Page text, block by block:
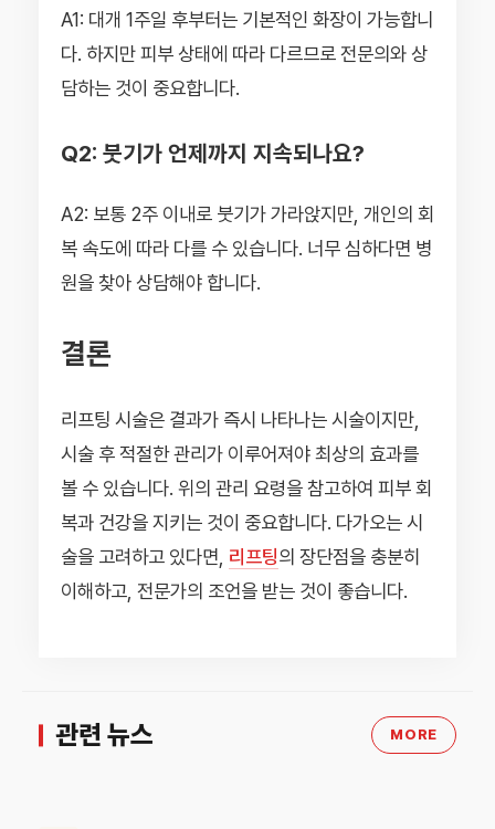
A1: 대개 1주일 후부터는 기본적인 화장이 가능합니
다. 하지만 피부 상태에 따라 다르므로 전문의와 상
담하는 것이 중요합니다.
Q2: 붓기가 언제까지 지속되나요?
A2: 보통 2주 이내로 붓기가 가라앉지만, 개인의 회
복 속도에 따라 다를 수 있습니다. 너무 심하다면 병
원을 찾아 상담해야 합니다.
결론
리프팅 시술은 결과가 즉시 나타나는 시술이지만,
시술 후 적절한 관리가 이루어져야 최상의 효과를
볼 수 있습니다. 위의 관리 요령을 참고하여 피부 회
복과 건강을 지키는 것이 중요합니다. 다가오는 시
술을 고려하고 있다면, 리프팅의 장단점을 충분히
이해하고, 전문가의 조언을 받는 것이 좋습니다.
관련 뉴스 MORE